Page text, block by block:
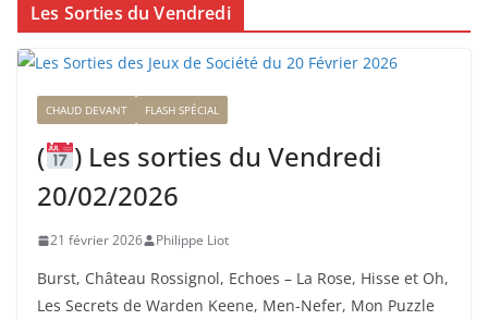
Les Sorties du Vendredi
CHAUD DEVANT FLASH SPÉCIAL
(
) Les sorties du Vendredi
20/02/2026
21 février 2026 Philippe Liot
Burst, Château Rossignol, Echoes – La Rose, Hisse et Oh,
Les Secrets de Warden Keene, Men-Nefer, Mon Puzzle